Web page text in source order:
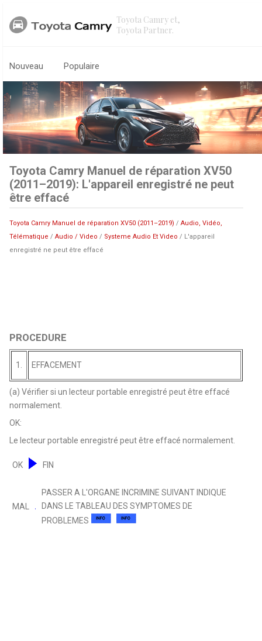
Toyota Camry et,
Toyota Partner.
Nouveau Populaire
Toyota Camry Manuel de réparation XV50
(2011–2019): L'appareil enregistré ne peut
être effacé
Toyota Camry Manuel de réparation XV50 (2011–2019) /Audio, Vidéo,
Télématique /Audio / Video / Systeme Audio Et Video / L'appareil
enregistré ne peut être effacé
PROCEDURE
1. EFFACEMENT
(a) Vérifier si un lecteur portable enregistré peut être effacé
normalement.
OK:
Le lecteur portable enregistré peut être effacé normalement.
OK FIN
MAL
PASSER A L'ORGANE INCRIMINE SUIVANT INDIQUE
DANS LE TABLEAU DES SYMPTOMES DE
PROBLEMES